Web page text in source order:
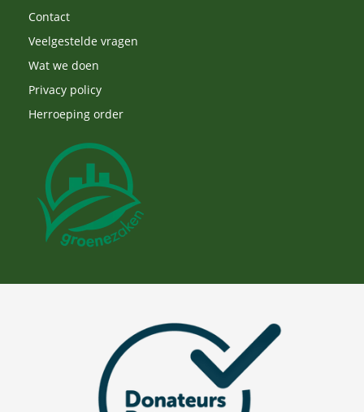
Contact
Veelgestelde vragen
Wat we doen
Privacy policy
Herroeping order